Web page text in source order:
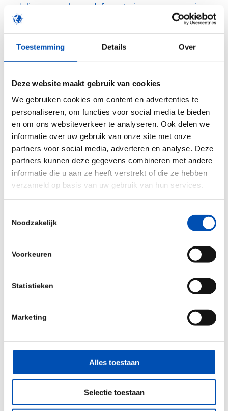
Toestemming Details Over
Deze website maakt gebruik van cookies
We gebruiken cookies om content en advertenties te
personaliseren, om functies voor social media te bieden
en om ons websiteverkeer te analyseren. Ook delen we
informatie over uw gebruik van onze site met onze
partners voor social media, adverteren en analyse. Deze
partners kunnen deze gegevens combineren met andere
informatie die u aan ze heeft verstrekt of die ze hebben
verzameld op basis van uw gebruik van hun services.
Noodzakelijk
Voorkeuren
Statistieken
Marketing
Alles toestaan
Selectie toestaan
deliver an enhanced format, in a more spacious
environment, whilst ensuring we continue to
catalyse success for all who attend.
An increase in audience size of c.15%
More spacious partnering area
Three tracks of presentations; two science
focused and one business/investment
focused, with each track incorporating more
breaks and added time for questions with
speakers
meetings
conference venue on Tuesday 23 April, included
For more information and registration, please visit
the
event webpage